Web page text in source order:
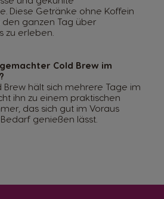
Diese Getränke ohne Koffein
ganzen Tag über
zu erleben.
Cold Brew im
hält sich mehrere Tage im
ihn zu einem praktischen
das sich gut im Voraus
genießen lässt.